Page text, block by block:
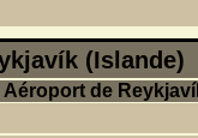
(Islande)
Aéroport de